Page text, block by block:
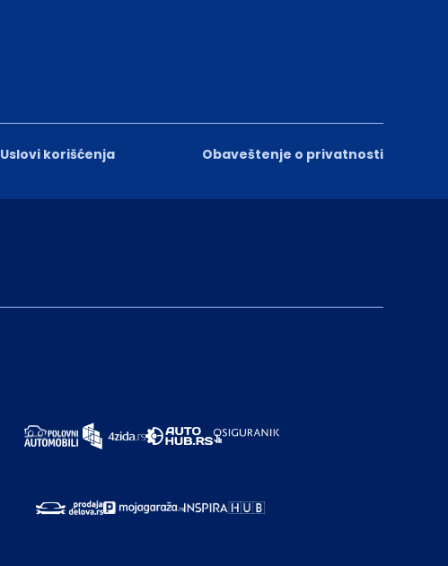
Uslovi korišćenja Obaveštenje o privatnosti